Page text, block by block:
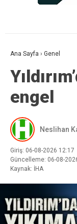
Ana Sayfa › Genel
engel
Neslihan
Giriş: 06-08-2026 12:17
Güncelleme: 06-08-
Kaynak: İHA